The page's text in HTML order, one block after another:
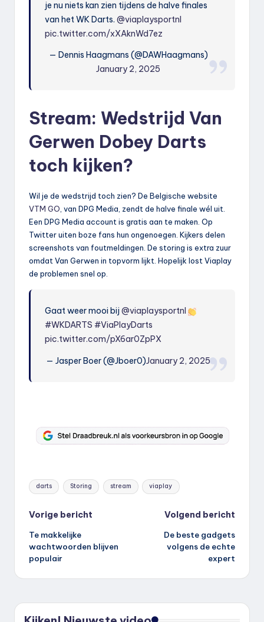
je nu niets kan zien tijdens de halve finales
van het WK Darts.@viaplaysportnl
pic.twitter.com/xXAknWd7ez
— Dennis Haagmans (@DAWHaagmans)
January 2, 2025
Stream: Wedstrijd Van
Gerwen Dobey Darts
toch kijken?
Wil je de wedstrijd toch zien? De Belgische website
VTM GO, van DPG Media, zendt de halve finale wél uit.
Een DPG Media account is gratis aan te maken. Op
Twitter uiten boze fans hun ongenoegen. Kijkers delen
screenshots van foutmeldingen. De storing is extra zuur
omdat Van Gerwen in topvorm lijkt. Hopelijk lost Viaplay
de problemen snel op.
Gaat weer mooi bij@viaplaysportnl
#WKDARTS #ViaPlayDarts
pic.twitter.com/pX6ar0ZpPX
— Jasper Boer (@Jboer0)January 2, 2025
Tags:
darts Storing stream viaplay
Bericht
navigatie
Vorige bericht
Te makkelijke
wachtwoorden blijven
populair
Volgend bericht
De beste gadgets
volgens de echte
expert